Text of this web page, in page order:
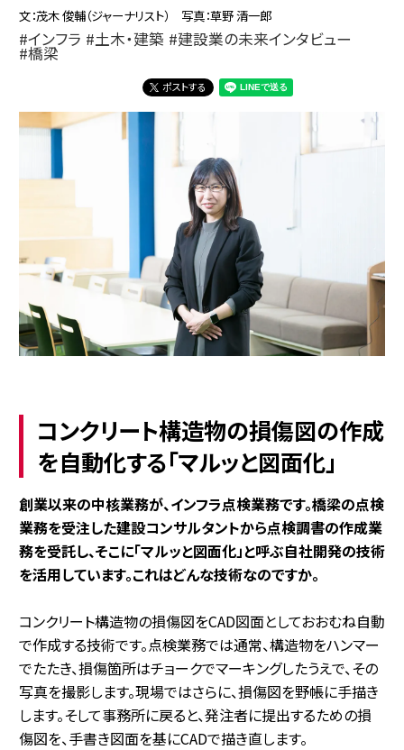
文：茂木 俊輔（ジャーナリスト） 写真：草野 清一郎
インフラ 土木・建築 建設業の未来インタビュー
橋梁
ポストする
コンクリート構造物の損傷図の作成
を自動化する「マルッと図面化」
――創業以来の中核業務が、インフラ点検業務です。橋梁の点検
業務を受注した建設コンサルタントから点検調書の作成業
務を受託し、そこに「マルッと図面化」と呼ぶ自社開発の技術
を活用しています。これはどんな技術なのですか。
コンクリート構造物の損傷図をCAD図面としておおむね自動
で作成する技術です。点検業務では通常、構造物をハンマー
でたたき、損傷箇所はチョークでマーキングしたうえで、その
写真を撮影します。現場ではさらに、損傷図を野帳に手描き
します。そして事務所に戻ると、発注者に提出するための損
傷図を、手書き図面を基にCADで描き直します。